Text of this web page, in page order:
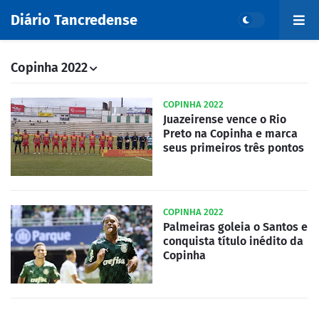
Diário Tancredense
Copinha 2022
COPINHA 2022
Juazeirense vence o Rio
Preto na Copinha e marca
seus primeiros três pontos
COPINHA 2022
Palmeiras goleia o Santos e
conquista título inédito da
Copinha